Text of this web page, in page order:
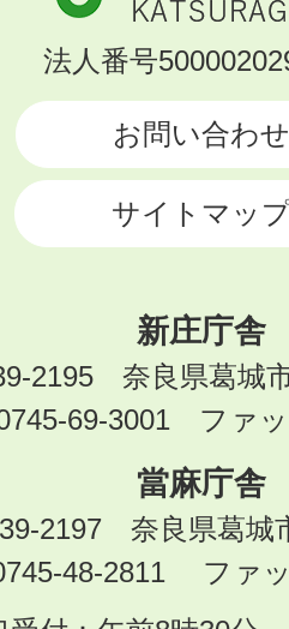
市
KATSURAGI
法人番号
お問い合わせ
サイトマッ
新庄庁舎
2195 奈良県葛城
69-3001 ファ
當麻庁舎
2197 奈良県葛城
48-2811 ファ